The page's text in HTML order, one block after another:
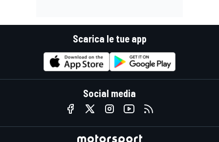
Scarica le tue app
Social media